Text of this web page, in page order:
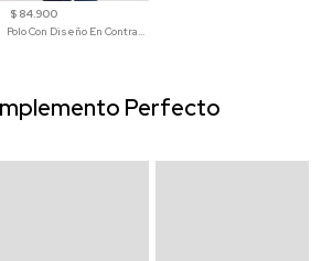
$ 84.900
Perfecto